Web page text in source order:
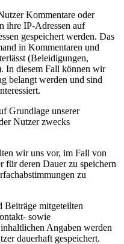
Kommentare oder
ihre IP-Adressen auf
gespeichert werden. Das
in Kommentaren und
(Beleidigungen,
In diesem Fall können wir
belangt werden und sind
Grundlage unserer
Nutzer zwecks
wir uns vor, im Fall von
für deren Dauer zu speichern
zu
Beiträge mitgeteilten
sowie
Angaben werden
dauerhaft gespeichert.